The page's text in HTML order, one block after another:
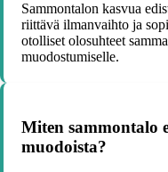
Sammontalon kasvua
riittävä ilmanvaihto ja
otolliset olosuhteet
muodostumiselle.
Miten sammontalo
muodoista?